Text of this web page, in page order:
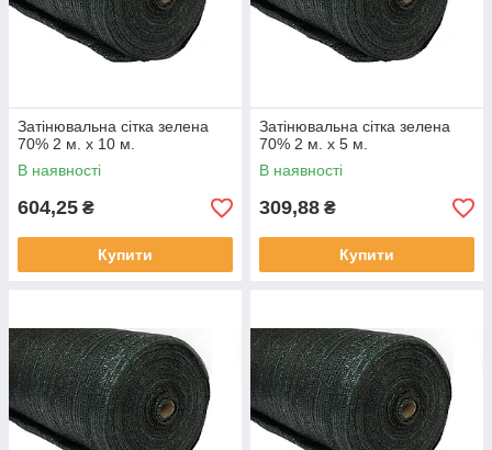
Затінювальна сітка зелена
70% 2 м. х 10 м.
В наявності
604,25 ₴
Купити
Затінювальна сітка зелена
70% 2 м. х 5 м.
В наявності
309,88 ₴
Купити